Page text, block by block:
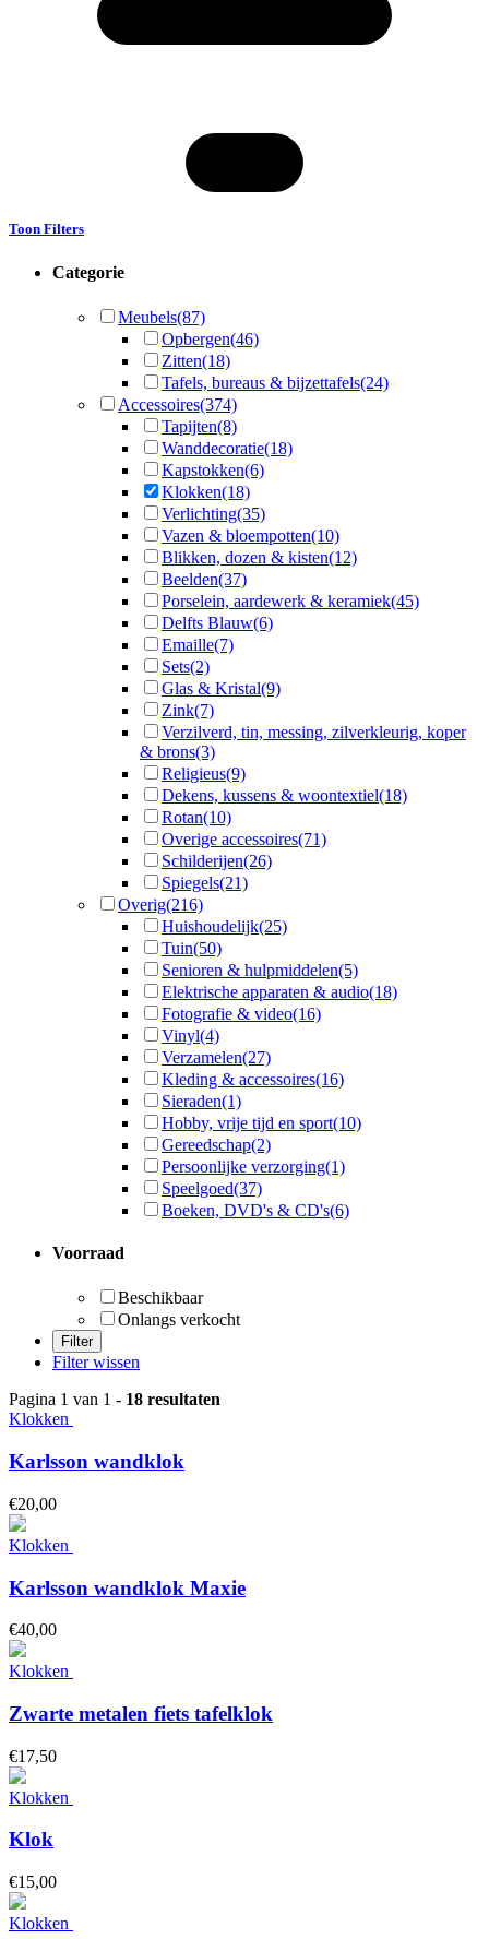
Toon Filters
Categorie
Meubels(87)
Opbergen(46)
Zitten(18)
Tafels, bureaus & bijzettafels(24)
Accessoires(374)
Tapijten(8)
Wanddecoratie(18)
Kapstokken(6)
Klokken(18)
Verlichting(35)
Vazen & bloempotten(10)
Blikken, dozen & kisten(12)
Beelden(37)
Porselein, aardewerk & keramiek(45)
Delfts Blauw(6)
Emaille(7)
Sets(2)
Glas & Kristal(9)
Zink(7)
Verzilverd, tin, messing, zilverkleurig, koper
& brons(3)
Religieus(9)
Dekens, kussens & woontextiel(18)
Rotan(10)
Overige accessoires(71)
Schilderijen(26)
Spiegels(21)
Overig(216)
Huishoudelijk(25)
Tuin(50)
Senioren & hulpmiddelen(5)
Elektrische apparaten & audio(18)
Fotografie & video(16)
Vinyl(4)
Verzamelen(27)
Kleding & accessoires(16)
Sieraden(1)
Hobby, vrije tijd en sport(10)
Gereedschap(2)
Persoonlijke verzorging(1)
Speelgoed(37)
Boeken, DVD's & CD's(6)
Voorraad
Beschikbaar
Onlangs verkocht
Filter wissen
Pagina 1 van 1 - 18 resultaten
Klokken
Karlsson wandklok
€20,00
Klokken
Karlsson wandklok Maxie
€40,00
Klokken
Zwarte metalen fiets tafelklok
€17,50
Klokken
Klok
€15,00
Klokken